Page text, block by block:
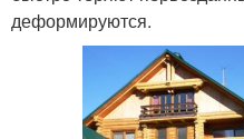
деформируются.